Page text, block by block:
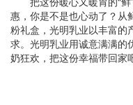
惠，你是不是也心动了？从
粉礼盒，光明乳业以丰富的
求。光明乳业用诚意满满的
奶狂欢，把这份幸福带回家